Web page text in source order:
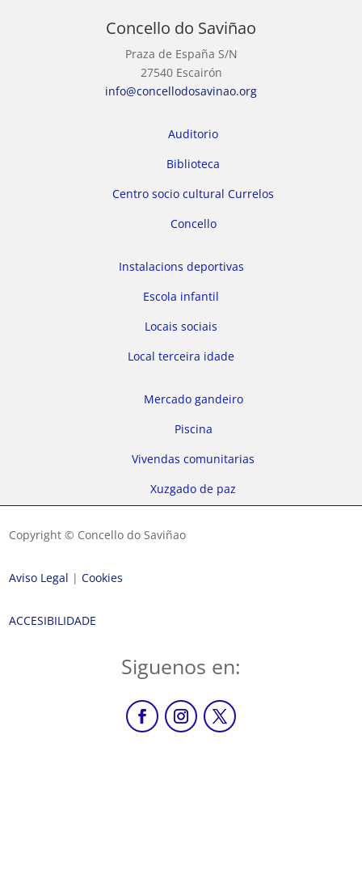
Concello do Saviñao
Praza de España S/N
27540 Escairón
info@concellodosavinao.org
Auditorio
Biblioteca
Centro socio cultural Currelos
Concello
Instalacions deportivas
Escola infantil
Locais sociais
Local terceira idade
Mercado gandeiro
Piscina
Vivendas comunitarias
Xuzgado de paz
Copyright © Concello do Saviñao
Aviso Legal |Cookies
ACCESIBILIDADE
Siguenos en: